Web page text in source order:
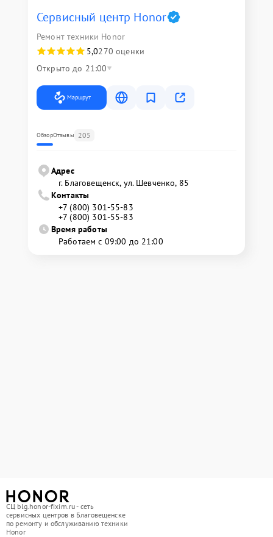
Сервисный центр Honor
Ремонт техники Honor
5,0270 оценки
Открыто до 21:00
Маршрут
ОбзорОтзывы 205
Адрес
г. Благовещенск, ул. Шевченко, 85
Контакты
+7 (800) 301-55-83
+7 (800) 301-55-83
Время работы
Работаем с 09:00 до 21:00
СЦ blg.honor-fixim.ru - сеть
сервисных центров в Благовещенске
по ремонту и обслуживанию техники
Honor